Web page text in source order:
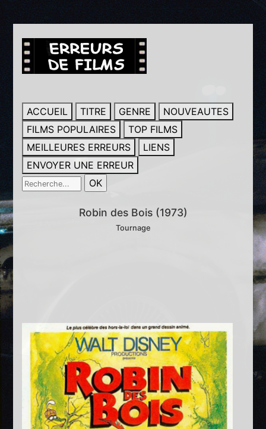
ACCUEIL TITRE GENRE
NOUVEAUTES
FILMS POPULAIRES
TOP FILMS
MEILLEURES ERREURS
LIENS
ENVOYER UNE ERREUR
Robin des Bois (1973)
Tournage